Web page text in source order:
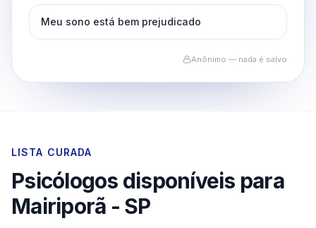
Meu sono está bem prejudicado
Anônimo — nada é salvo
LISTA CURADA
Psicólogos disponíveis para
Mairiporã - SP